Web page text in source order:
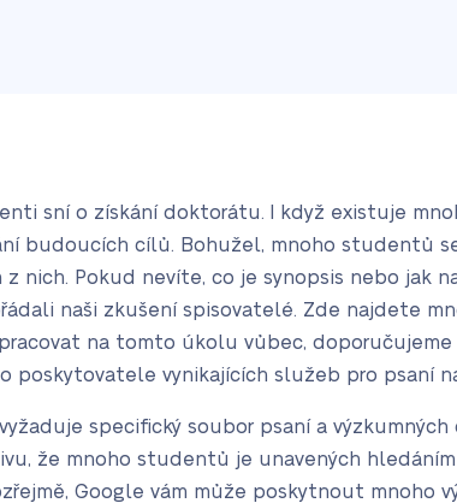
sní o získání doktorátu. I když existuje
budoucích cílů. Bohužel, mnoho studentů
nich. Pokud nevíte, co je synopsis nebo jak
naši zkušení spisovatelé. Zde najdete
na tomto úkolu vůbec,
poskytovatele vynikajících služeb pro psaní
specifický soubor psaní a
že mnoho studentů je unavených
Google vám může poskytnout mnoho